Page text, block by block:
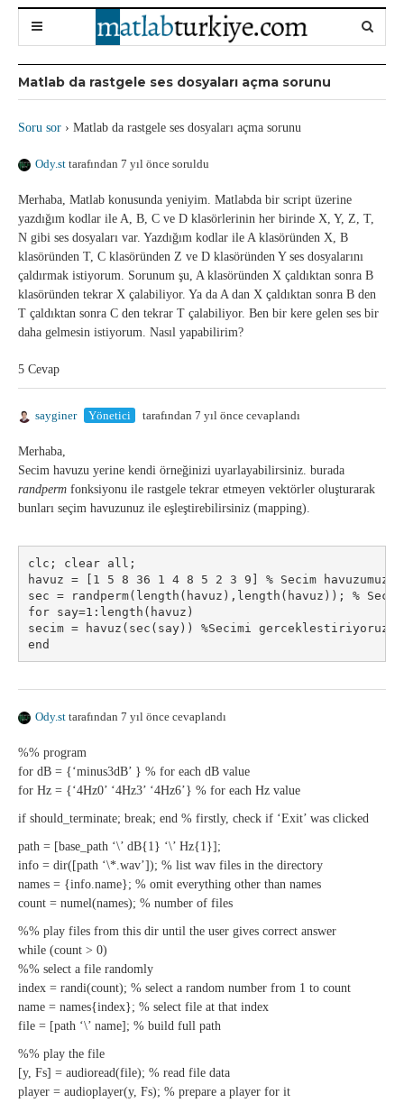
Matlab da rastgele ses dosyaları açma sorunu
Soru sor › Matlab da rastgele ses dosyaları açma sorunu
Ody.st tarafından 7 yıl önce soruldu
Merhaba, Matlab konusunda yeniyim. Matlabda bir script üzerine
yazdığım kodlar ile A, B, C ve D klasörlerinin her birinde X, Y, Z, T,
N gibi ses dosyaları var. Yazdığım kodlar ile A klasöründen X, B
klasöründen T, C klasöründen Z ve D klasöründen Y ses dosyalarını
çaldırmak istiyorum. Sorunum şu, A klasöründen X çaldıktan sonra B
klasöründen tekrar X çalabiliyor. Ya da A dan X çaldıktan sonra B den
T çaldıktan sonra C den tekrar T çalabiliyor. Ben bir kere gelen ses bir
daha gelmesin istiyorum. Nasıl yapabilirim?
5 Cevap
sayginer Yönetici tarafından 7 yıl önce cevaplandı
Merhaba,
Secim havuzu yerine kendi örneğinizi uyarlayabilirsiniz. burada
randperm fonksiyonu ile rastgele tekrar etmeyen vektörler oluşturarak
bunları seçim havuzunuz ile eşleştirebilirsiniz (mapping).
clc; clear all;
havuz = [1 5 8 36 1 4 8 5 2 3 9] % Secim havuzumuz
sec = randperm(length(havuz),length(havuz)); %
for say=1:length(havuz)
secim = havuz(sec(say)) %Secimi gerceklestiriyoruz
end
Ody.st tarafından 7 yıl önce cevaplandı
%% program
for dB = {‘minus3dB’ } % for each dB value
for Hz = {‘4Hz0’ ‘4Hz3’ ‘4Hz6’} % for each Hz value
if should_terminate; break; end % firstly, check if ‘Exit’ was clicked
path = [base_path ‘\’ dB{1} ‘\’ Hz{1}];
info = dir([path ‘\*.wav’]); % list wav files in the directory
names = {info.name}; % omit everything other than names
count = numel(names); % number of files
%% play files from this dir until the user gives correct answer
while (count > 0)
%% select a file randomly
index = randi(count); % select a random number from 1 to count
name = names{index}; % select file at that index
file = [path ‘\’ name]; % build full path
%% play the file
[y, Fs] = audioread(file); % read file data
player = audioplayer(y, Fs); % prepare a player for it